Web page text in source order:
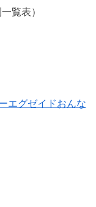
覧表）
エグゼイドおんな